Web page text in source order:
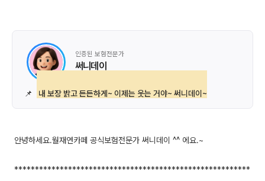
인증된 보험전문가
써니데이
📌 내 보장 밝고 든든하게~ 이제는 웃는 거야~ 써니데이~
안녕하세요.월재연카페 공식보험전문가 써니데이 ^^ 에요.~
*********************************************************